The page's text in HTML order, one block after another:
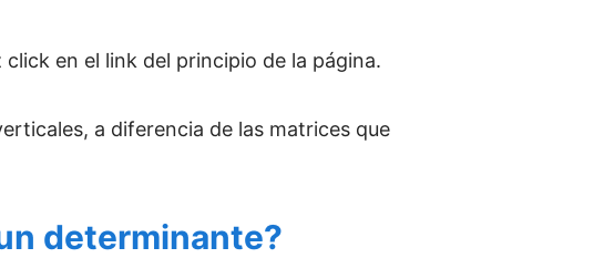
en el link del principio de la página.
a diferencia de las matrices que
determinante?